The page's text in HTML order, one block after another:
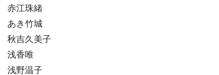
赤江珠緒
あき竹城
秋吉久美子
浅香唯
浅野温子